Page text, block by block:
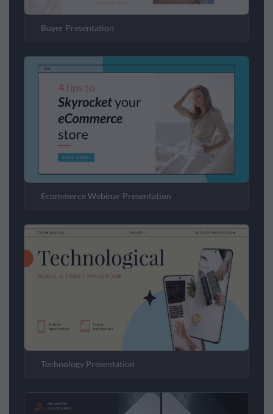
Buyer Presentation
Ecommerce Webinar Presentation
Technology Presentation